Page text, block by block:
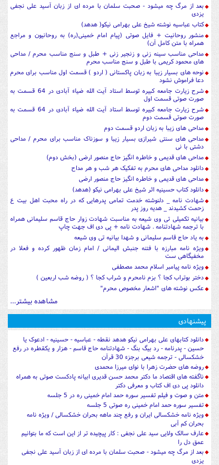
بعد از مرگ چه میشود - صحبت سلمان با مرده ای از زبان آسید علی نجفی
یزدی
کتاب عباسیه نوشته شیخ علی بهرامی نیکو( هدهد)
منشور روحانیت + فایل صوتی (پیام امام خمینی(ره) به روحانیون و مراجع
همراه با متن کامل آن)
مداحی مناسب سینه زنی و زنجیر زنی + طبل و سنج مناسب محرم / مداحی
های محمود کریمی با طبل و سنج مناسب محرم
نوحه های بسیار زیبا به زبان پاکستانی ( اردو ) قسمت اول مناسب برای محرم
دعا فراموش نشود
شرح زیارت جامعه کبیره توسط استاد آیت الله ضیاء آبادی در 64 قسمت به
صورت صوتی قسمت اول
شرح زیارت جامعه کبیره توسط استاد آیت الله ضیاء آبادی در 64 قسمت به
صورت صوتی قسمت دوم
مداحی های زیبا به زبان اردو قسمت دوم
مداحی های سنتی شیرازی بسیار زیبا و سوزناک مناسب برای محرم / مداحی
دشتی با نی
مداحی های قدیمی و خاطره انگیز حاج منصور ارضی (بخش دوم)
دانلود مداحی های محرم به تفکیک هر شب و هر مداح
مداحی های قدیمی و خاطره انگیز حاج منصور ارضی
دانلود کتاب حسینیه اثر شیخ علی بهرامی نیکو (هدهد)
شهادت نامه _ دلنوشته خدمت تمامی پدرهایی که در راه محبت اهل بیت ع
زحمت کشیدند _ هدیه روز پدر
بیانیه تکمیلی تی وی شیعه به مناسبت شهادت زوار حاج قاسم سلیمانی همراه
با ترجمه شهادتنامه . شهادت نامه + پی دی اف جهت چاپ
به یاد حاج قاسم سلیمانی و شهدا بیانیه تی وی شیعه
ویژه نامه مبارزه با فتنه جنبش الیمانی / امام زمان ظهور کرده و فعلا در
مخفیگاهی ست
ویژه نامه پیامبر اسلام محمد مصطفی
دختر بوتراب کجا ؟ بزم نامحرم و شراب کجا ؟ ( روضه شب اربعین )
عکس نوشته های "اشعار مخصوص محرم"
مشاهده بیشتر...
پیشنهادی
دانلود کتابهای علی بهرامی نیکو هدهد نقطه - عباسیه - حسینیه - ادعوک یا
حسین - پدرنامه - رد بیگ بنگ - شهادتنامه حاج قاسم - هزار و یکقطره در رفع
خشکسالی - ترجمه شیعی برجزء 30 قرآن
روضه های حضرت زهرا با نوای میرزا محمدی
ناگفته های اقتصاد ما دکتر محمد حسن قدیری ابیانه پادکست صوتی به همراه
دانلود پی دی اف کتاب و معرفی دکتر
متن و صوت و فیلم تفسیر سوره حمد امام خمینی ره در 5 جلسه
تفسیر سوره حمد امام خمینی ره صوتی 5 جلسه
ویژه نامه خشکسالی ایران و رفع چند ماهه بحران خشکسالی / ویژه نامه
بحران کم آبی
عارف سالک ولایی سید علی نجفی : کار پیچیده تر از این است که ما بتوانیم
عمق دل را
بعد از مرگ چه میشود - صحبت سلمان با مرده ای از زبان آسید علی نجفی
یزدی